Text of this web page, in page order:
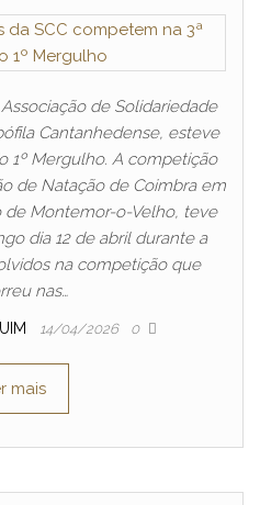
de Solidariedade
Cantanhedense, esteve
1º Mergulho. A competição
de Natação de Coimbra em
de Montemor-o-Velho, teve
dia 12 de abril durante a
na competição que
nas…
14/04/2026 0
mais